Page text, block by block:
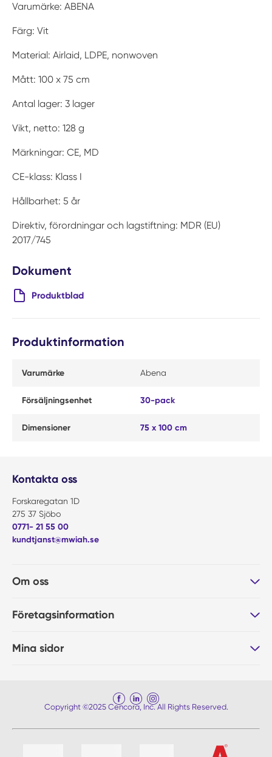
Varumärke: ABENA
Färg: Vit
Material: Airlaid, LDPE, nonwoven
Mått: 100 x 75 cm
Antal lager: 3 lager
Vikt, netto: 128 g
Märkningar: CE, MD
CE-klass: Klass I
Hållbarhet: 5 år
Direktiv, förordningar och lagstiftning: MDR (EU)
2017/745
Dokument
Produktblad
Produktinformation
Varumärke Abena
Försäljningsenhet 30-pack
Dimensioner 75 x 100 cm
Kontakta oss
Forskaregatan 1D
275 37 Sjöbo
0771- 21 55 00
kundtjanst@mwiah.se
Om oss
Företagsinformation
Mina sidor
Copyright ©2025 Cencora, Inc. All Rights Reserved.